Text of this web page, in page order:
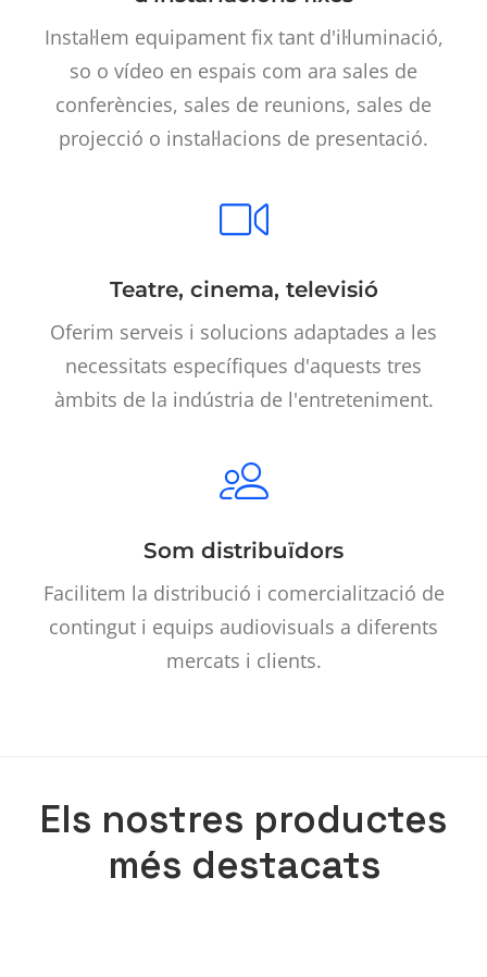
Instal·lem equipament fix tant d'il·luminació,
so o vídeo en espais com ara sales de
conferències, sales de reunions, sales de
projecció o instal·lacions de presentació.
Teatre, cinema, televisió
Oferim serveis i solucions adaptades a les
necessitats específiques d'aquests tres
àmbits de la indústria de l'entreteniment.
Som distribuïdors
Facilitem la distribució i comercialització de
contingut i equips audiovisuals a diferents
mercats i clients.
Els nostres productes
més destacats